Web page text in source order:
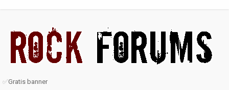
✅Gratis banner